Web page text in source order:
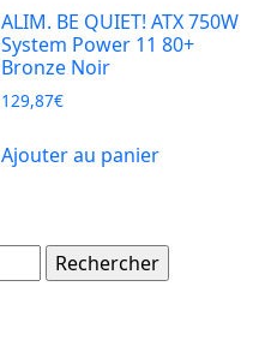
ALIM. BE QUIET! ATX 750W
System Power 11 80+
Bronze Noir
129,87€
Ajouter au panier